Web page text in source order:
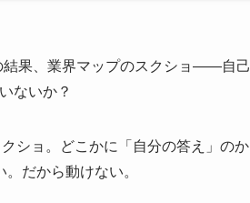
結果、業界マップのスクショ——自己
ないか？
ショ。どこかに「自分の答え」のか
だから動けない。